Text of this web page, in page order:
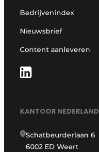
Bedrijvenindex
Nieuwsbrief
Content aanleveren
KANTOOR NEDERLAND
Schatbeurderlaan 6
6002 ED Weert